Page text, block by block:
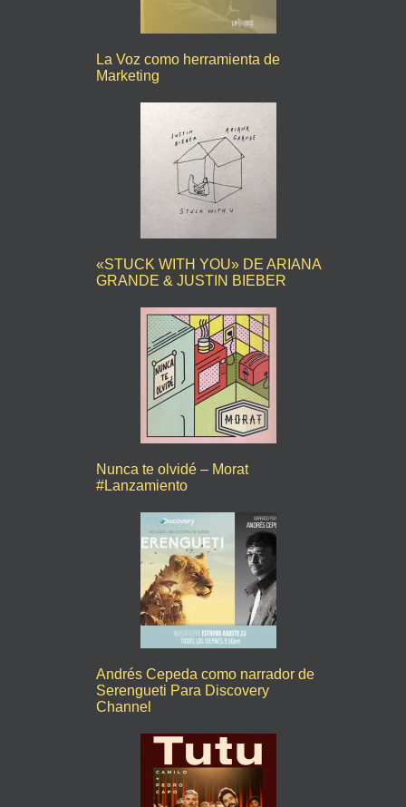
La Voz como herramienta de
Marketing
«STUCK WITH YOU» DE ARIANA
GRANDE & JUSTIN BIEBER
Nunca te olvidé – Morat
#Lanzamiento
Andrés Cepeda como narrador de
Serengueti Para Discovery
Channel